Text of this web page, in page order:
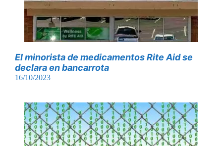
El minorista de medicamentos Rite Aid se
declara en bancarrota
16/10/2023